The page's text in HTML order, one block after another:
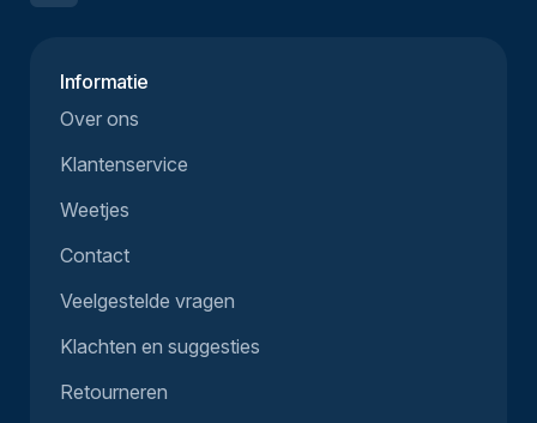
Informatie
Over ons
Klantenservice
Weetjes
Contact
Veelgestelde vragen
Klachten en suggesties
Retourneren